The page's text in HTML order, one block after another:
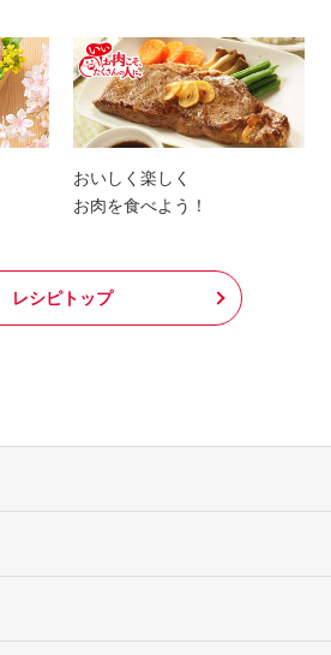
おいしく楽しく
お肉を食べよう！
レシピトップ